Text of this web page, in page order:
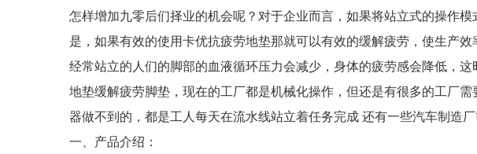
怎样增加九零后们择业的机会呢？对于企业而言，如果将站立式的操作
是，如果有效的使用卡优抗疲劳地垫那就可以有效的缓解疲劳，使生产
经常站立的人们的脚部的血液循环压力会减少，身体的疲劳感会降低，
地垫缓解疲劳脚垫，现在的工厂都是机械化操作，但还是有很多的工厂
器做不到的，都是工人每天在流水线站立着任务完成 还有一些汽车制造厂
一、产品介绍：